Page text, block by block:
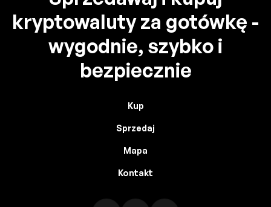
kryptowaluty za gotówkę -
wygodnie, szybko i
bezpiecznie
Kup
Sprzedaj
Mapa
Kontakt